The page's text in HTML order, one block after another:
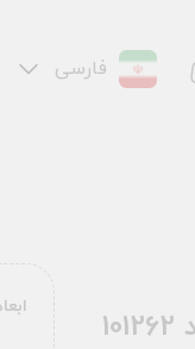
فارسی
فرش ماشینی کودک طرح رویای کودکانه کد 101262